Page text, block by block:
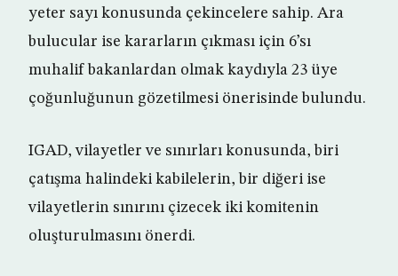
yeter sayı konusunda çekincelere sahip. Ara
bulucular ise kararların çıkması için 6’sı
muhalif bakanlardan olmak kaydıyla 23 üye
çoğunluğunun gözetilmesi önerisinde bulundu.
IGAD, vilayetler ve sınırları konusunda, biri
çatışma halindeki kabilelerin, bir diğeri ise
vilayetlerin sınırını çizecek iki komitenin
oluşturulmasını önerdi.